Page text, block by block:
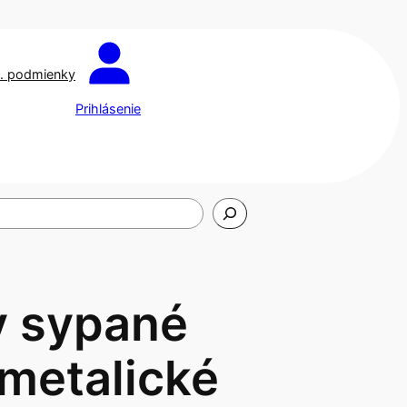
podmienky
Prihlásenie
sypané